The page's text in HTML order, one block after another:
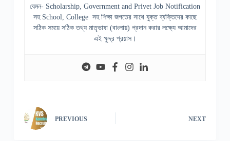
যেমন- Scholarship, Government and Privet Job Notification
সহ School, College সহ শিক্ষা জগতের সাথে যুক্ত ব্যক্তিদের কাছে
সঠিক সময়ে সঠিক তথ্য মাতৃভাষা (বাংলায়) প্রদান করার লক্ষ্যে আমাদের
এই ক্ষুদ্র প্রয়াস।
PREVIOUS NEXT